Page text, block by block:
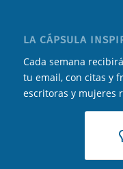
LA CÁPSULA
Cada semana
tu email, con citas y
escritoras y mujeres